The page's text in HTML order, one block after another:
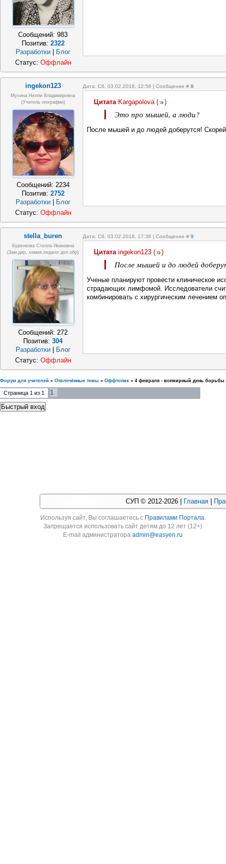
Сообщений:983
Позитив: 2322
Разработки
Блог
Статус: Оффлайн
ingekon123 Дата: Сб, 03.02.2018, 12:56 | Сообщение # 8
Мухина Нелли Владимировна
(Учитель географии)
Сообщений: 2234
Позитив: 2752
Разработки
Блог
Цитата Kargapolova( )
Это про мышей, а люди?
После мышей и до людей доберутся!
Статус: Оффлайн
stella_buren Дата: Сб, 03.02.2018, 17:36 | Сообщение # 9
Буренкова Стелла Ивановна
(зам.дир, химия,педагог доп.обр)
Сообщений: 272
Позитив:304
Разработки | Блог
Цитата ingekon123 ( )
После мышей и до людей
Ученые планируют провести клиническое
страдающих лимфомой. Исследователи
комбинировать с хирургическим лечением
Статус: Оффлайн
Форум для учителей » Отвлечённые темы » Оффтопик » 4 февраля - всемирный день борьбы
Страница 1 из 1 1
СУП © 2012-2026 | Главная
Используя cайт, Вы соглашаетесь с Правилами Портала.
Запрещается использовать сайт детям до 12 лет (12+)
E-mail администратораadmin@easyen.ru